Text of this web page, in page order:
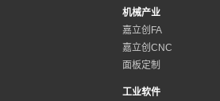
机械产业
嘉立创FA
嘉立创CNC
面板定制
工业软件